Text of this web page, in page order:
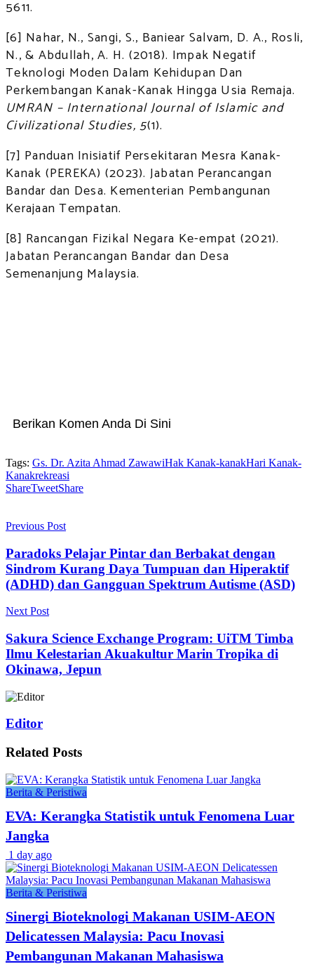
5611.
[6] Nahar, N., Sangi, S., Baniear Salvam, D. A., Rosli,
N., & Abdullah, A. H. (2018). Impak Negatif
Teknologi Moden Dalam Kehidupan Dan
Perkembangan Kanak-Kanak Hingga Usia Remaja.
UMRAN – International Journal of Islamic and
Civilizational Studies, 5(1).
[7] Panduan Inisiatif Persekitaran Mesra Kanak-
Kanak (PEREKA) (2023). Jabatan Perancangan
Bandar dan Desa. Kementerian Pembangunan
Kerajaan Tempatan.
[8] Rancangan Fizikal Negara Ke-empat (2021).
Jabatan Perancangan Bandar dan Desa
Semenanjung Malaysia.
Berikan Komen Anda Di Sini
Tags: Gs. Dr. Azita Ahmad ZawawiHak Kanak-kanakHari Kanak-
Kanakrekreasi
ShareTweetShare
Previous Post
Paradoks Pelajar Pintar dan Berbakat dengan
Sindrom Kurang Daya Tumpuan dan Hiperaktif
(ADHD) dan Gangguan Spektrum Autisme (ASD)
Next Post
Sakura Science Exchange Program: UiTM Timba
Ilmu Kelestarian Akuakultur Marin Tropika di
Okinawa, Jepun
Editor
Related Posts
Berita & Peristiwa
EVA: Kerangka Statistik untuk Fenomena Luar
Jangka
1 day ago
Berita & Peristiwa
Sinergi Bioteknologi Makanan USIM-AEON
Delicatessen Malaysia: Pacu Inovasi
Pembangunan Makanan Mahasiswa